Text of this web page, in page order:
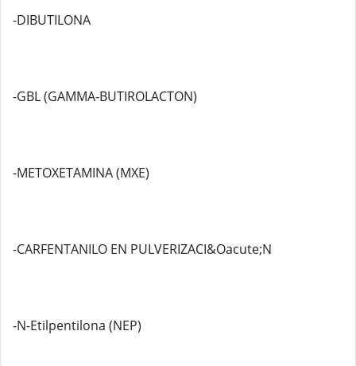
-DIBUTILONA
-GBL (GAMMA-BUTIROLACTON)
-METOXETAMINA (MXE)
-CARFENTANILO EN PULVERIZACI&Oacute;N
-N-Etilpentilona (NEP)